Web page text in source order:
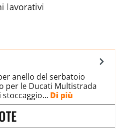
lavorativi
anello del serbatoio
per le Ducati Multistrada
stoccaggio… Di più